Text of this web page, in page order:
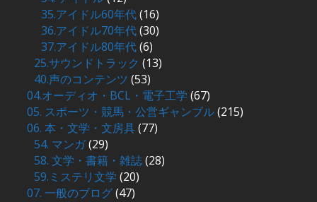
35.アイドル60年代(16)
36.アイドル70年代(30)
37.アイドル80年代(6)
25.サウンドトラック (13)
40.声のコンテンツ (53)
04.オーディオ・BCL・電子工学 (67)
05. スポーツ・競馬・公営ギャンブル(215)
06. 本・文学・文房具(77)
54. マンガ(29)
58. 文学・書籍・雑誌(28)
59.ミステリ文学 (20)
07. 一般のブログ(47)